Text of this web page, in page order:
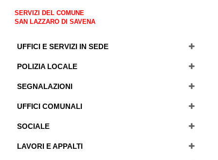
SERVIZI DEL COMUNE
SAN LAZZARO DI SAVENA
UFFICI E SERVIZI IN SEDE
POLIZIA LOCALE
SEGNALAZIONI
UFFICI COMUNALI
SOCIALE
LAVORI E APPALTI